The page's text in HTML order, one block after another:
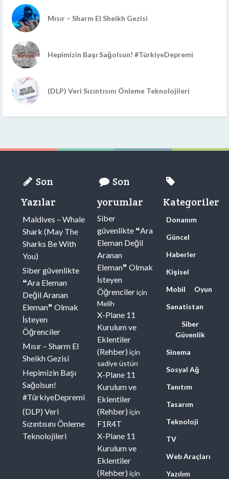
Mısır – Sharm El Sheikh Gezisi
Hepimizin Başı Sağolsun! #TürkiyeDepremi
(DLP) Veri Sızıntısını Önleme Teknolojileri
Son
Yazılar
Maldives – Whale
Shark (May The
Sharks Be With
You)
Siber güvenlikte
❝Ara Eleman
Değil Aranan
Eleman❞ Olmak
İsteyen
Öğrenciler
Mısır – Sharm El
Sheikh Gezisi
Hepimizin Başı
Sağolsun!
#TürkiyeDepremi
(DLP) Veri
Sızıntısını Önleme
Teknolojileri
Son
yorumlar
Siber
güvenlikte ❝Ara
Eleman Değil
Aranan
Eleman❞ Olmak
İsteyen
Öğrencileriçin
Melih
X-Plane 11
Kurulum ve
Eklentiler
(Rehber) için
sadiye üstün
X-Plane 11
Kurulum ve
Eklentiler
(Rehber) için
F1R4T
X-Plane 11
Kurulum ve
Eklentiler
(Rehber) için
Kategoriler
Donanım
Güncel
Haberler
Kişisel
Mobil
Oyun
Sanatistan
Siber
Güvenlik
Sinema
Sosyal Ağ
Tanıtım
Tasarım
Teknoloji
TV
Web Araçları
Yazılım